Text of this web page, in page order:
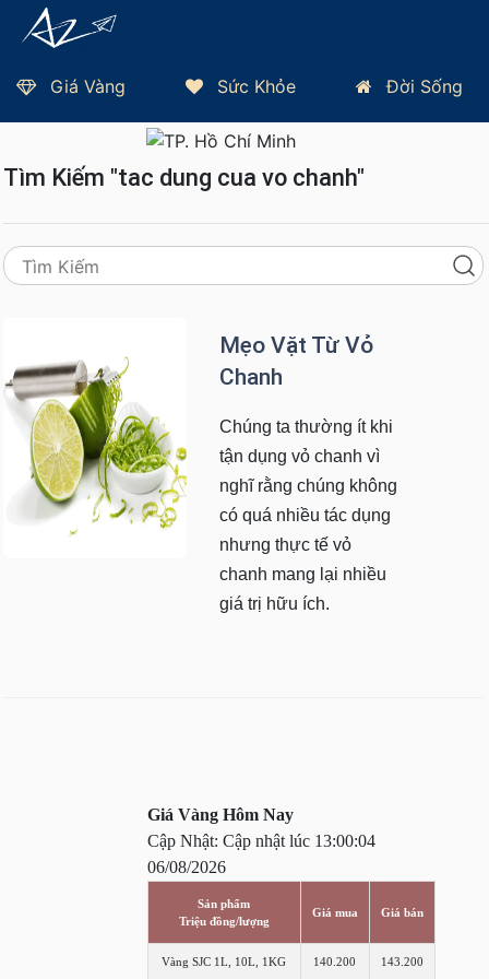
Giá Vàng Sức Khỏe Đời Sống
Trang Chủ
Tìm Kiếm "tac dung cua vo chanh"
Mẹo Vặt Từ Vỏ
Chanh
Chúng ta thường ít khi
tận dụng vỏ chanh vì
nghĩ rằng chúng không
có quá nhiều tác dụng
nhưng thực tế vỏ
chanh mang lại nhiều
giá trị hữu ích.
Giá Vàng Hôm Nay
Cập Nhật: Cập nhật lúc 13:00:04
06/08/2026
Sản phẩm
Triệu đồng/lượng
Giá mua Giá bán
Vàng SJC 1L, 10L, 1KG 140.200 143.200